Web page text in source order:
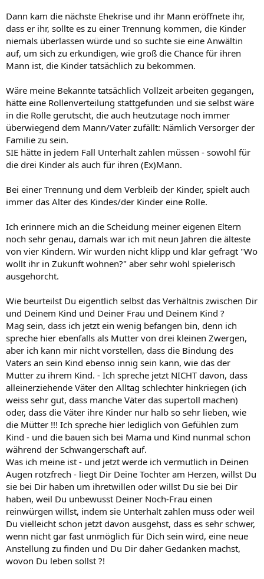
Dann kam die nächste Ehekrise und ihr Mann eröffnete ihr,
dass er ihr, sollte es zu einer Trennung kommen, die Kinder
niemals überlassen würde und so suchte sie eine Anwältin
auf, um sich zu erkundigen, wie groß die Chance für ihren
Mann ist, die Kinder tatsächlich zu bekommen.
Wäre meine Bekannte tatsächlich Vollzeit arbeiten gegangen,
hätte eine Rollenverteilung stattgefunden und sie selbst wäre
in die Rolle gerutscht, die auch heutzutage noch immer
überwiegend dem Mann/Vater zufällt: Nämlich Versorger der
Familie zu sein.
SIE hätte in jedem Fall Unterhalt zahlen müssen - sowohl für
die drei Kinder als auch für ihren (Ex)Mann.
Bei einer Trennung und dem Verbleib der Kinder, spielt auch
immer das Alter des Kindes/der Kinder eine Rolle.
Ich erinnere mich an die Scheidung meiner eigenen Eltern
noch sehr genau, damals war ich mit neun Jahren die älteste
von vier Kindern. Wir wurden nicht klipp und klar gefragt "Wo
wollt ihr in Zukunft wohnen?" aber sehr wohl spielerisch
ausgehorcht.
Wie beurteilst Du eigentlich selbst das Verhältnis zwischen Dir
und Deinem Kind und Deiner Frau und Deinem Kind ?
Mag sein, dass ich jetzt ein wenig befangen bin, denn ich
spreche hier ebenfalls als Mutter von drei kleinen Zwergen,
aber ich kann mir nicht vorstellen, dass die Bindung des
Vaters an sein Kind ebenso innig sein kann, wie das der
Mutter zu ihrem Kind. - Ich spreche jetzt NICHT davon, dass
alleinerziehende Väter den Alltag schlechter hinkriegen (ich
weiss sehr gut, dass manche Väter das supertoll machen)
oder, dass die Väter ihre Kinder nur halb so sehr lieben, wie
die Mütter !!! Ich spreche hier lediglich von Gefühlen zum
Kind - und die bauen sich bei Mama und Kind nunmal schon
während der Schwangerschaft auf.
Was ich meine ist - und jetzt werde ich vermutlich in Deinen
Augen rotzfrech - liegt Dir Deine Tochter am Herzen, willst Du
sie bei Dir haben um ihretwillen oder willst Du sie bei Dir
haben, weil Du unbewusst Deiner Noch-Frau einen
reinwürgen willst, indem sie Unterhalt zahlen muss oder weil
Du vielleicht schon jetzt davon ausgehst, dass es sehr schwer,
wenn nicht gar fast unmöglich für Dich sein wird, eine neue
Anstellung zu finden und Du Dir daher Gedanken machst,
wovon Du leben sollst ?!